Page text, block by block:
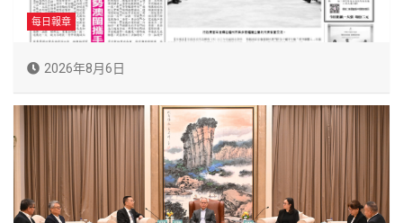
每日報章
2026年8月6日